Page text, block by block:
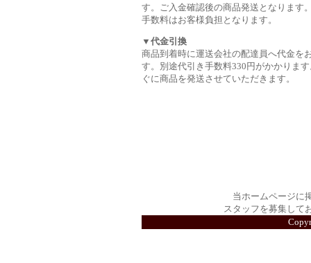
す。ご入金確認後の商品発送となります
手数料はお客様負担となります。
▼代金引換
商品到着時に運送会社の配達員へ代金を
す。別途代引き手数料330円がかかりま
ぐに商品を発送させていただきます。
当ホームページに
スタッフを募集して